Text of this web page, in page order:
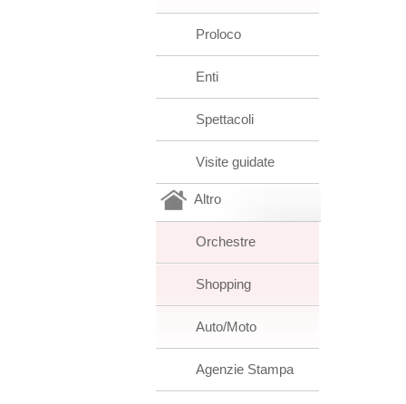
Proloco
Enti
Spettacoli
Visite guidate
Altro
Orchestre
Shopping
Auto/Moto
Agenzie Stampa